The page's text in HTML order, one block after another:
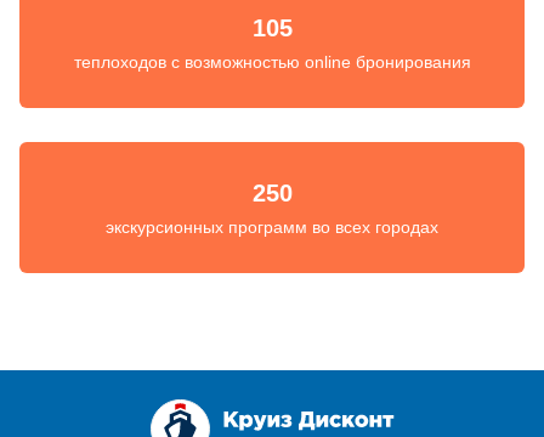
105
теплоходов с возможностью online бронирования
250
экскурсионных программ во всех городах